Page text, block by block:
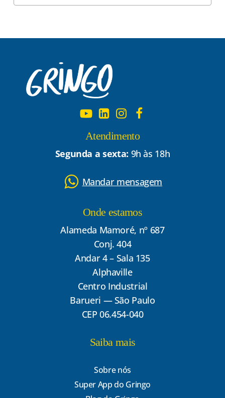
Atendimento
Segunda a sexta: 9h às 18h
Mandar mensagem
Onde estamos
Alameda Mamoré, nº 687
Conj. 404
Andar 4 – Sala 135
Alphaville
Centro Industrial
Barueri — São Paulo
CEP 06.454-040
Saiba mais
Sobre nós
Super App do Gringo